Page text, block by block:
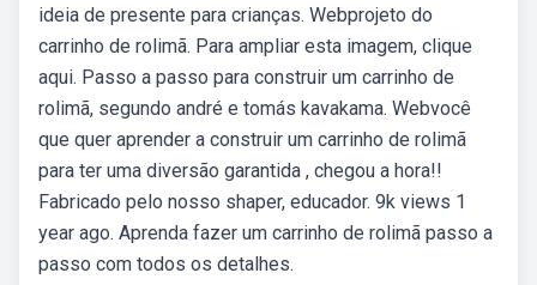
ideia de presente para crianças. Webprojeto do
carrinho de rolimã. Para ampliar esta imagem, clique
aqui. Passo a passo para construir um carrinho de
rolimã, segundo andré e tomás kavakama. Webvocê
que quer aprender a construir um carrinho de rolimã
para ter uma diversão garantida , chegou a hora!!
Fabricado pelo nosso shaper, educador. 9k views 1
year ago. Aprenda fazer um carrinho de rolimã passo a
passo com todos os detalhes.